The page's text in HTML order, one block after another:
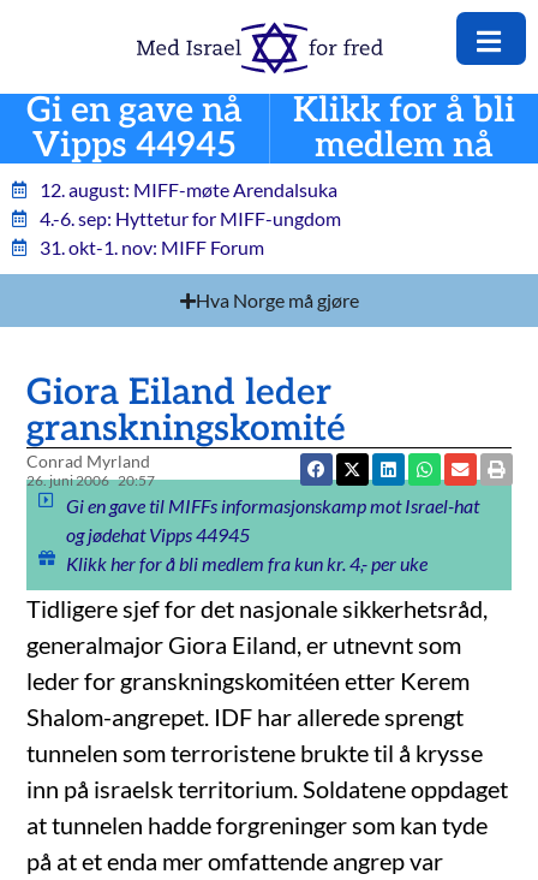
Gi en gave nå
Vipps 44945
Klikk for å bli
medlem nå
12. august: MIFF-møte Arendalsuka
4.-6. sep: Hyttetur for MIFF-ungdom
31. okt-1. nov: MIFF Forum
Hva Norge må gjøre
Giora Eiland leder
granskningskomité
Conrad Myrland
26. juni 2006 20:57
Gi en gave til MIFFs informasjonskamp mot Israel-hat
og jødehat Vipps 44945
Klikk her for å bli medlem fra kun kr. 4,- per uke
Tidligere sjef for det nasjonale sikkerhetsråd,
generalmajor Giora Eiland, er utnevnt som
leder for granskningskomitéen etter Kerem
Shalom-angrepet. IDF har allerede sprengt
tunnelen som terroristene brukte til å krysse
inn på israelsk territorium. Soldatene oppdaget
at tunnelen hadde forgreninger som kan tyde
på at et enda mer omfattende angrep var